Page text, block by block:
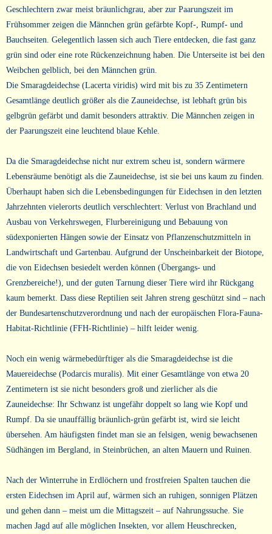
Geschlechtern zwar meist bräunlichgrau, aber zur Paarungszeit im
Frühsommer zeigen die Männchen grün gefärbte Kopf-, Rumpf- und
Bauchseiten. Gelegentlich lassen sich auch Tiere entdecken, die fast ganz
grün sind oder eine rote Rückenzeichnung haben. Die Unterseite ist bei den
Weibchen gelblich, bei den Männchen grün.
Die Smaragdeidechse (Lacerta viridis) wird mit bis zu 35 Zentimetern
Gesamtlänge deutlich größer als die Zauneidechse, ist lebhaft grün bis
gelbgrün gefärbt und damit besonders attraktiv. Die Männchen zeigen in
der Paarungszeit eine leuchtend blaue Kehle.
Da die Smaragdeidechse nicht nur extrem scheu ist, sondern wärmere
Lebensräume benötigt als die Zauneidechse, ist sie bei uns kaum zu finden.
Überhaupt haben sich die Lebensbedingungen für Eidechsen in den letzten
Jahrzehnten vielerorts deutlich verschlechtert: Verlust von Brachland und
Ausbau von Verkehrswegen, Flurbereinigung und Bebauung von
südexponierten Hängen sowie der Einsatz von Pflanzenschutzmitteln in
Landwirtschaft und Gartenbau. Aufgrund der Unscheinbarkeit der Biotope,
die von Eidechsen besiedelt werden können (Übergangs- und
Grenzbereiche!), und der guten Tarnung dieser Tiere wird ihr Rückgang
kaum bemerkt. Dass diese Reptilien seit Jahren streng geschützt sind – nach
der Bundesartenschutzverordnung und nach der europäischen Flora-Fauna-
Habitat-Richtlinie (FFH-Richtlinie) – hilft leider wenig.
Noch ein wenig wärmebedürftiger als die Smaragdeidechse ist die
Mauereidechse (Podarcis muralis). Mit einer Gesamtlänge von etwa 20
Zentimetern ist sie nicht besonders groß und zierlicher als die
Zauneidechse: Ihr Schwanz ist ungefähr doppelt so lang wie Kopf und
Rumpf. Da sie unauffällig bräunlich-grün gefärbt ist, wird sie leicht
übersehen. Am häufigsten findet man sie an felsigen, wenig bewachsenen
Südhängen im Bergland, in Steinbrüchen, an alten Mauern und Ruinen.
Nach der Winterruhe in Erdlöchern und frostfreien Spalten tauchen die
ersten Eidechsen im April auf, wärmen sich an ruhigen, sonnigen Plätzen
und gehen dann – meist um die Mittagszeit – auf Nahrungssuche. Sie
machen Jagd auf alle möglichen Insekten, vor allem Heuschrecken,